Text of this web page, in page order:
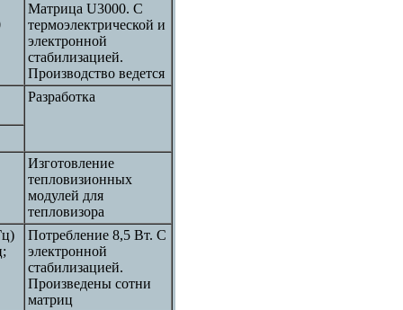
Матрица U3000. С
термоэлектрической и
электронной
стабилизацией.
Производство ведется
Разработка
Изготовление
тепловизионных
модулей для
тепловизора
Потребление 8,5 Вт. С
электронной
стабилизацией.
Произведены сотни
матриц